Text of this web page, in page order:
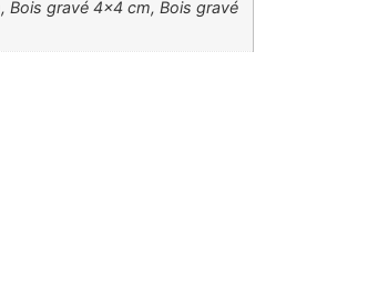
Bois gravé 4×4 cm, Bois gravé